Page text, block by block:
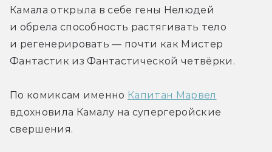
Камала открыла в себе гены Нелюдей
и обрела способность растягивать тело
и регенерировать — почти как Мистер
Фантастик из Фантастической четвёрки.
По комиксам именно Капитан Марвел
вдохновила Камалу на супергеройские
свершения.